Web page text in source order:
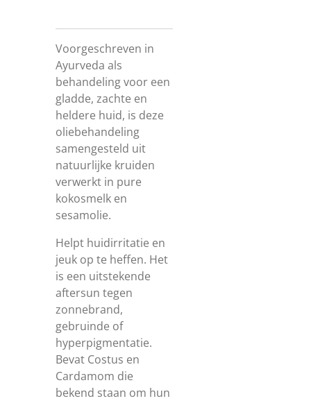
Voorgeschreven in
Ayurveda als
behandeling voor een
gladde, zachte en
heldere huid, is deze
oliebehandeling
samengesteld uit
natuurlijke kruiden
verwerkt in pure
kokosmelk en
sesamolie.
Helpt huidirritatie en
jeuk op te heffen. Het
is een uitstekende
aftersun tegen
zonnebrand,
gebruinde of
hyperpigmentatie.
Bevat Costus en
Cardamom die
bekend staan om hun